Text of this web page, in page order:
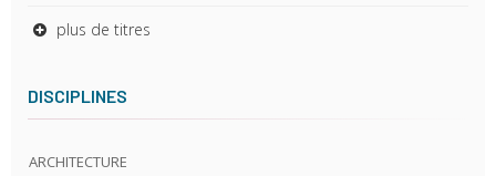
plus de titres
DISCIPLINES
ARCHITECTURE